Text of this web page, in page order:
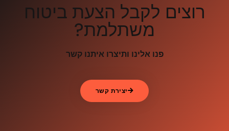
רוצים לקבל הצעת ביטוח
משתלמת?
פנו אלינו ותיצרו איתנו קשר
יצירת קשר